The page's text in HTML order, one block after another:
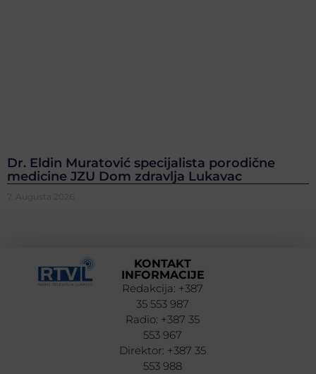
Dr. Eldin Muratović specijalista porodične
medicine JZU Dom zdravlja Lukavac
7. Augusta 2026.
KONTAKT
INFORMACIJE
Redakcija: +387
35 553 987
Radio: +387 35
553 967
Direktor: +387 35
553 988